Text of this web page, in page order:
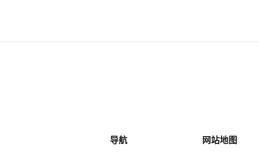
导航 网站地图